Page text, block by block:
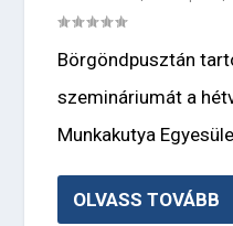
Börgöndpusztán
szemináriumát a
Munkakutya
OLVASS TOVÁBB